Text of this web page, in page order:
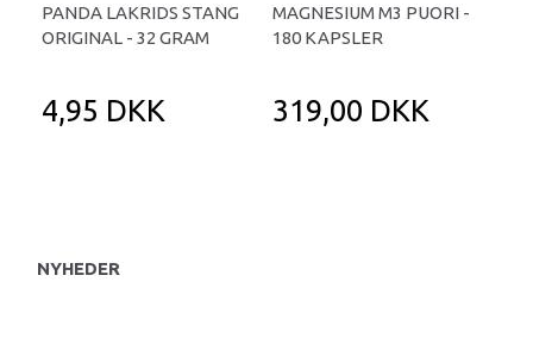
PANDA LAKRIDS STANG
ORIGINAL - 32 GRAM
4,95 DKK
MAGNESIUM M3 PUORI -
180 KAPSLER
319,00 DKK
NYHEDER